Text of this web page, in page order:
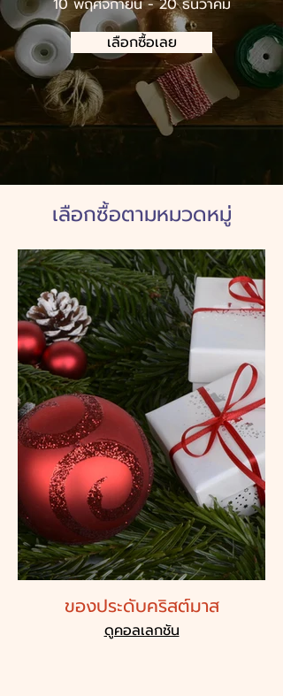
10 พฤศจิกายน - 20 ธันวาคม
เลือกซื้อเลย
เลือกซื้อตามหมวดหมู่
ของประดับคริสต์มาส
ดูคอลเลกชัน